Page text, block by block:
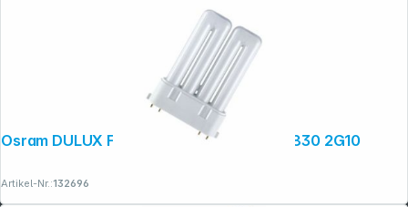
Osram DULUX F Energiesparlampe 36W/830 2G10
Artikel-Nr.:132696